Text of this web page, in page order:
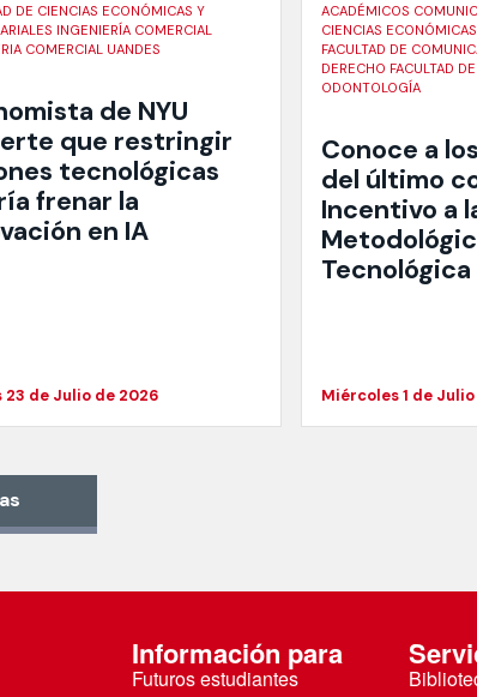
DE CIENCIAS ECONÓMICAS Y
INGENIERÍA COMERCIAL
COMERCIAL UANDES
de NYU
que restringir
tecnológicas
frenar la
en IA
23 de Julio de 2026
ACADÉMICOS
CIENCIAS
FACULTAD DE
DERECHO FACULTAD
ODONTOLOGÍA
Conoce a
del último
Incentivo a
Miércoles 1 de
Información para
Futuros estudiantes